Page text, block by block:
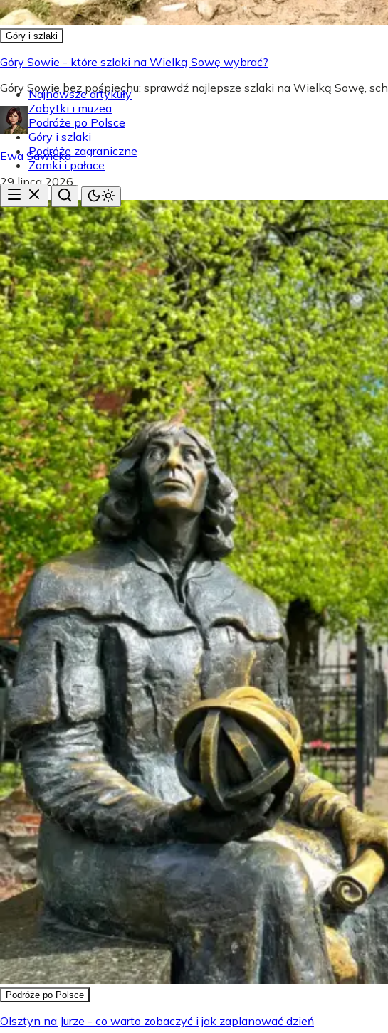
Najnowsze artykuły
Zabytki i muzea
Podróże po Polsce
Góry i szlaki
Podróże zagraniczne
Zamki i pałace
Góry i szlaki
Góry Sowie - które szlaki na Wielką Sowę wybrać?
Góry Sowie bez pośpiechu: sprawdź najlepsze szlaki na Wielką Sowę,
Ewa Sawicka
29 lipca 2026
Podróże po Polsce
Olsztyn na Jurze - co warto zobaczyć i jak zaplanować dzień